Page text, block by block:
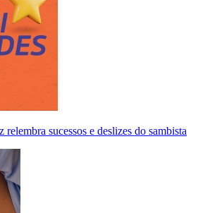
sucessos e deslizes do sambista